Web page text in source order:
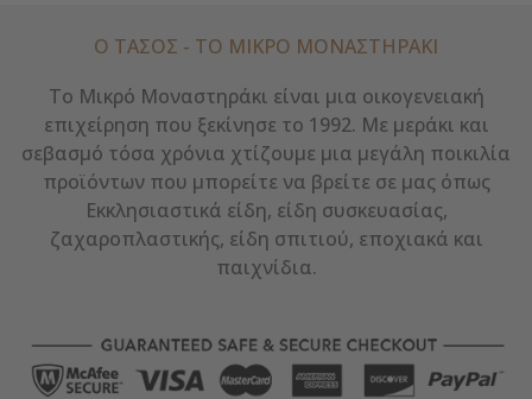
Ο ΤΑΣΟΣ - ΤΟ ΜΙΚΡΌ ΜΟΝΑΣΤΗΡΆΚΙ
Το Μικρό Μοναστηράκι είναι μια οικογενειακή
επιχείρηση που ξεκίνησε το 1992. Με μεράκι και
σεβασμό τόσα χρόνια χτίζουμε μια μεγάλη ποικιλία
προϊόντων που μπορείτε να βρείτε σε μας όπως
Εκκλησιαστικά είδη, είδη συσκευασίας,
ζαχαροπλαστικής, είδη σπιτιού, εποχιακά και
παιχνίδια.